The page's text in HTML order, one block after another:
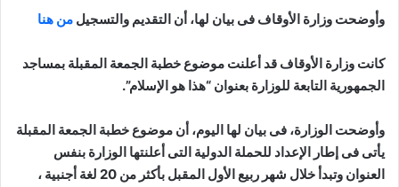
وأوضحت وزارة الأوقاف فى بيان لها، أن التقديم والتسجيل من هنا
كانت وزارة الأوقاف قد أعلنت موضوع خطبة الجمعة المقبلة بمساجد
الجمهورية التابعة للوزارة بعنوان “هذا هو الإسلام”.
وأوضحت الوزارة، فى بيان لها اليوم، أن موضوع خطبة الجمعة المقبلة
يأتى فى إطار الإعداد للحملة الدولية التى أعلنتها الوزارة بنفس
العنوان وتبدأ خلال شهر ربيع الأول المقبل بأكثر من 20 لغة أجنبية ،